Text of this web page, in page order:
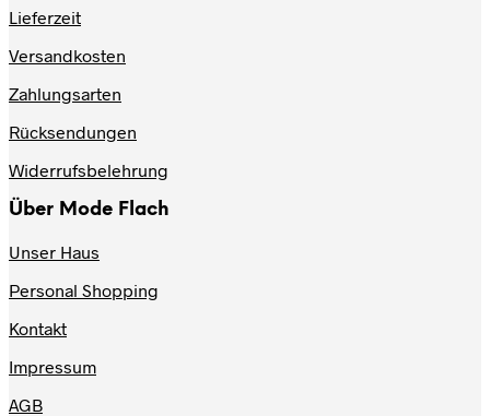
Lieferzeit
Versandkosten
Zahlungsarten
Rücksendungen
Widerrufsbelehrung
Über Mode Flach
Unser Haus
Personal Shopping
Kontakt
Impressum
AGB